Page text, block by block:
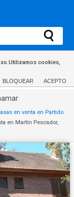
cookies,
BLOQUEAR ACEPTO
en venta en Partido
en Martín Pescador,